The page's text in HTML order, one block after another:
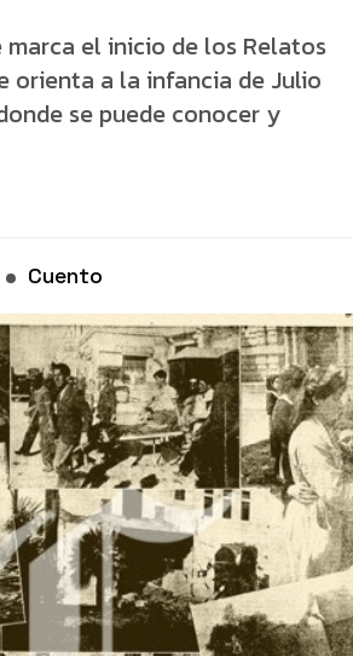
el inicio de los Relatos
orienta a la infancia de Julio
se puede conocer y
Cuento